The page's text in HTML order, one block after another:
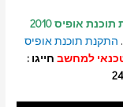
מספק שירות הורדת תוכנת אופיס 2010
התקנת תוכנת אופיס
למחשב חייגו :